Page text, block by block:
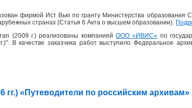
фирмой Ист Вью по гранту Министерства образования
странах (Статья 6 Акта о высшем образовании).
(2009 г.) реализованы компаниейООО «ИВИС» по
В качестве заказчика работ выступило Федеральное
гг.) «Путеводители по российским архивам»